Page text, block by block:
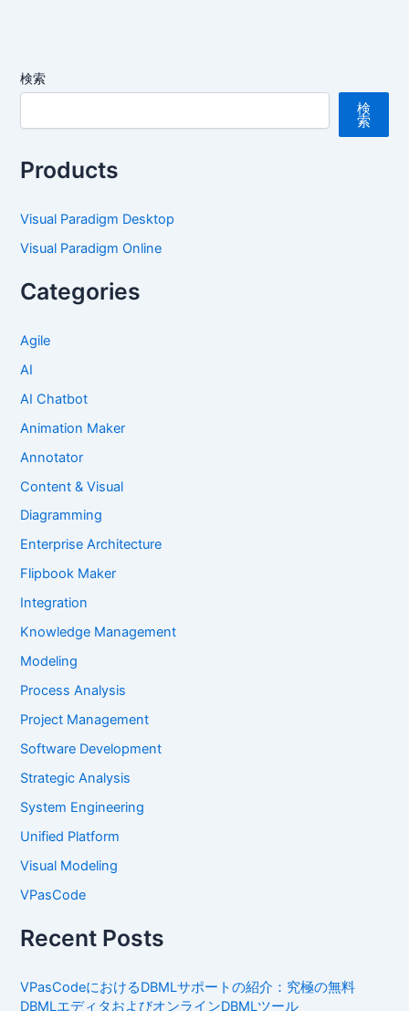
検索
検
索
Products
Visual Paradigm Desktop
Visual Paradigm Online
Categories
Agile
AI
AI Chatbot
Animation Maker
Annotator
Content & Visual
Diagramming
Enterprise Architecture
Flipbook Maker
Integration
Knowledge Management
Modeling
Process Analysis
Project Management
Software Development
Strategic Analysis
System Engineering
Unified Platform
Visual Modeling
VPasCode
Recent Posts
VPasCodeにおけるDBMLサポートの紹介：究極の無料
DBMLエディタおよびオンラインDBMLツール